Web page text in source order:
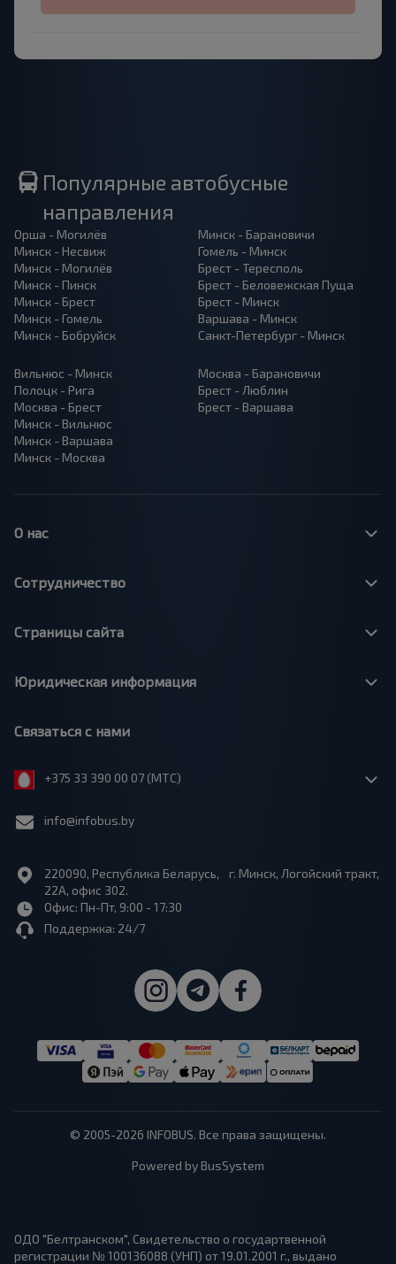
Популярные автобусные
направления
Орша - Могилёв
Минск - Несвиж
Минск - Могилёв
Минск - Пинск
Минск - Брест
Минск - Гомель
Минск - Бобруйск
Минск - Барановичи
Гомель - Минск
Брест - Тересполь
Брест - Беловежская Пуща
Брест - Минск
Варшава - Минск
Санкт-Петербург - Минск
Вильнюс - Минск
Полоцк - Рига
Москва - Брест
Минск - Вильнюс
Минск - Варшава
Минск - Москва
Москва - Барановичи
Брест - Люблин
Брест - Варшава
О нас
Сотрудничество
Страницы сайта
Юридическая информация
Связаться с нами
+375 33 390 00 07 (МТС)
info@infobus.by
220090, Республика Беларусь, г. Минск, Логойский тракт,
22А, офис 302.
Офис: Пн-Пт, 9:00 - 17:30
Поддержка: 24/7
© 2005-2026 INFOBUS. Все права защищены.
Powered by BusSystem
ОДО "Белтранском", Свидетельство о государтвенной
регистрации № 100136088 (УНП) от 19.01.2001 г., выдано